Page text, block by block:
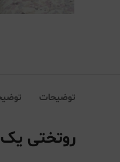
توضیحات
روتختی یک